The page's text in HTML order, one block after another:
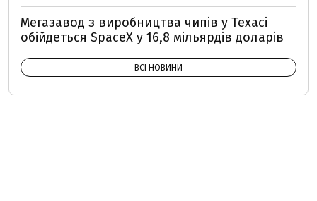
Мегазавод з виробництва чипів у Техасі
обійдеться SpaceX у 16,8 мільярдів доларів
ВСІ НОВИНИ